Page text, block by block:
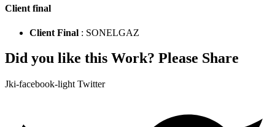
Client final
Client Final : SONELGAZ
Did you like this Work? Please Share
Jki-facebook-light Twitter